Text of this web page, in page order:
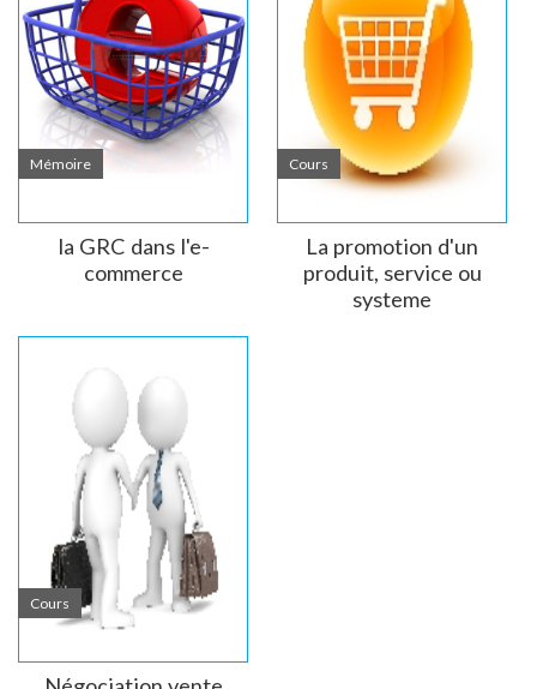
Mémoire
la GRC dans l'e-
commerce
Cours
La promotion d'un
produit, service ou
systeme
Cours